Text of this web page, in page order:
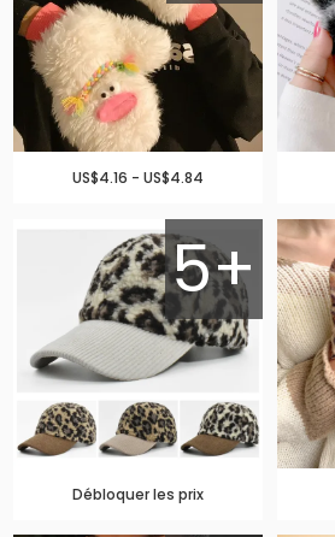
US$4.16 - US$4.84
5+
Débloquer les prix